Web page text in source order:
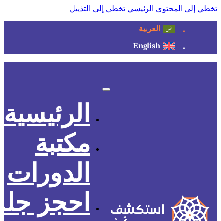
تخطي إلى المحتوى الرئيسي تخطي إلى التذييل
العربية
English
أستكشف
الرئيسية
مكتبة
الدورات
احجز